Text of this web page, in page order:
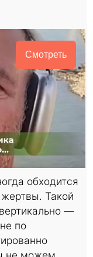
Смотреть
обходится
Такой
—
по